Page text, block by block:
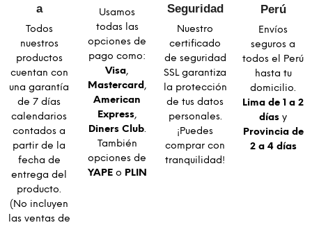
a​
Todos
nuestros
productos
cuentan con
una garantía
de 7 días
calendarios
contados a
partir de la
fecha de
entrega del
producto.
(No incluyen
las ventas de
Usamos
todas las
opciones de
pago como:
Visa,
Mastercard ,
American
Express,
Diners Club.
También
opciones de
YAPEo PLIN
Seguridad​
Nuestro
certificado
de seguridad
SSL garantiza
la protección
de tus datos
personales.
¡Puedes
comprar con
tranquilidad!
Perú
Envíos
seguros a
todos el Perú
hasta tu
domicilio.
Lima de 1 a 2
días y
Provincia de
2 a 4 días